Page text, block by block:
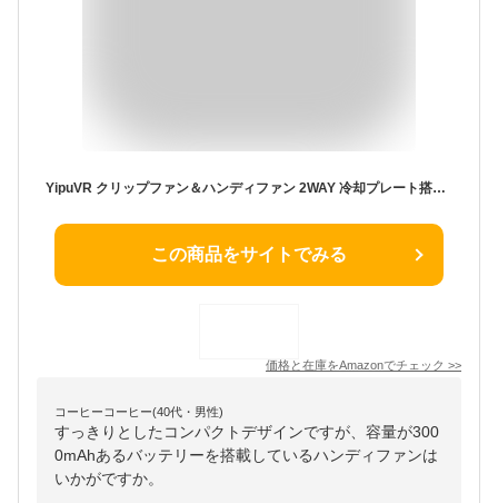
YipuVR クリップファン＆ハンディファン 2WAY 冷却プレート搭載 小型扇風機 クリップ式扇風機 超強風13000回転 TEC半導体冷却 ひんやり風 5段階風量 LED数表示 バッテリー残量表示 3000mAh 最大10H持続 USB-C充電 軽量127g バッグ 傘に取付可能 夏ギフト 父の日 ギフト
この商品をサイトでみる
価格と在庫をAmazonでチェック >>
コーヒーコーヒー(40代・男性)
すっきりとしたコンパクトデザインですが、容量が300
0mAhあるバッテリーを搭載しているハンディファンは
いかがですか。